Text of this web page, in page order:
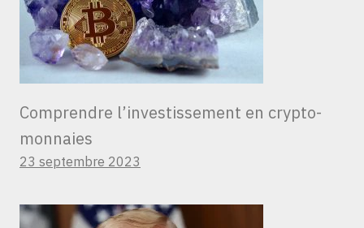
Comprendre l’investissement en crypto-
monnaies
23 septembre 2023